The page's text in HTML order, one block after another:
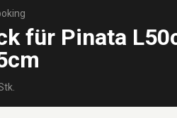
für Pinata